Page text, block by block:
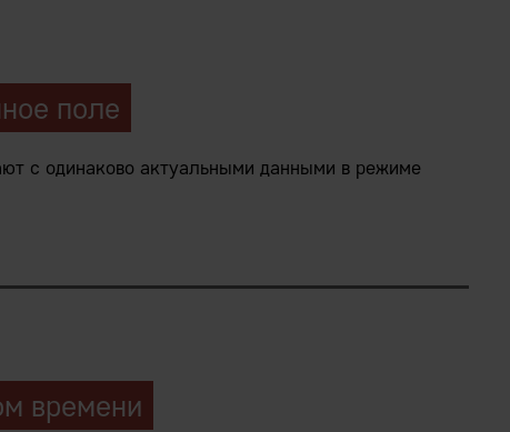
поле
с одинаково актуальными данными в режиме
IEM Системы
времени